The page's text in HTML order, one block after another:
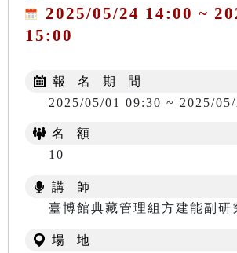
2025/05/24 14:00 ~
15:00
報 名 期 間
2025/05/01 09:30 ~ 2025/
名 額
10
講 師
臺博館典藏管理組方建能副研
場 地